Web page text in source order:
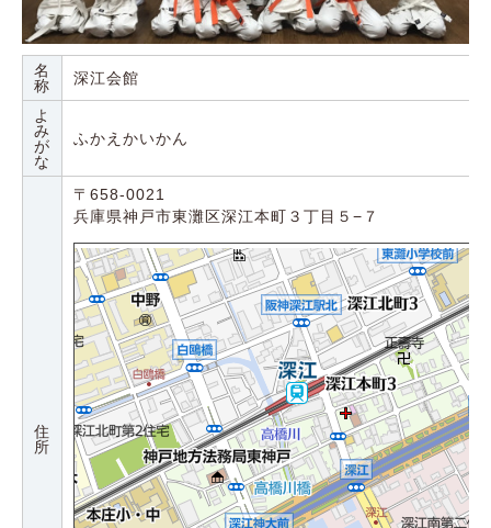
名
称
深江会館
よ
み
が
な
ふかえかいかん
住
所
〒658-0021
兵庫県神戸市東灘区深江本町３丁目５−７